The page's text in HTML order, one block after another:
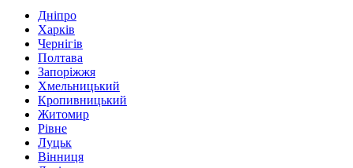
Дніпро
Харків
Чернігів
Полтава
Запоріжжя
Хмельницький
Кропивницький
Житомир
Рівне
Луцьк
Вінниця